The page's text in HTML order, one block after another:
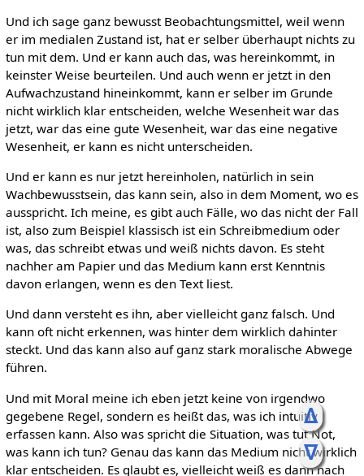
ᐃ
ᐁ
Und ich sage ganz bewusst Beobachtungsmittel, weil wenn
er im medialen Zustand ist, hat er selber überhaupt nichts zu
tun mit dem. Und er kann auch das, was hereinkommt, in
keinster Weise beurteilen. Und auch wenn er jetzt in den
Aufwachzustand hineinkommt, kann er selber im Grunde
nicht wirklich klar entscheiden, welche Wesenheit war das
jetzt, war das eine gute Wesenheit, war das eine negative
Wesenheit, er kann es nicht unterscheiden.
Und er kann es nur jetzt hereinholen, natürlich in sein
Wachbewusstsein, das kann sein, also in dem Moment, wo es
ausspricht. Ich meine, es gibt auch Fälle, wo das nicht der Fall
ist, also zum Beispiel klassisch ist ein Schreibmedium oder
was, das schreibt etwas und weiß nichts davon. Es steht
nachher am Papier und das Medium kann erst Kenntnis
davon erlangen, wenn es den Text liest.
Und dann versteht es ihn, aber vielleicht ganz falsch. Und
kann oft nicht erkennen, was hinter dem wirklich dahinter
steckt. Und das kann also auf ganz stark moralische Abwege
führen.
Und mit Moral meine ich eben jetzt keine von irgendwo
gegebene Regel, sondern es heißt das, was ich intuitiv
erfassen kann. Also was spricht die Situation, was tut Not,
was kann ich tun? Genau das kann das Medium nicht wirklich
klar entscheiden. Es glaubt es, vielleicht weiß es dann nach